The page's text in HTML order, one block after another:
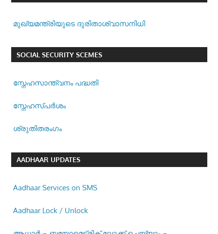
മുഖ്യമന്ത്രിയുടെ ദുരിതാശ്വാസനിധി
SOCIAL SECURITY SCEMES
സ്നേഹസാന്ത്വനം പദ്ധതി
സ്നേഹസ്പര്‍ശം
ശ്രുതിതരംഗം
AADHAAR UPDATES
Aadhaar Services on SMS
Aadhaar Lock / Unlock